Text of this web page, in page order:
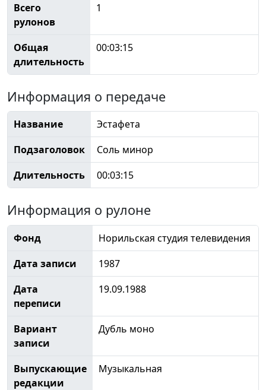
Всего
рулонов
1
Общая
длительность
00:03:15
Информация о передаче
Название
Эстафета
Подзаголовок
Соль минор
Длительность
00:03:15
Информация о рулоне
Фонд
Норильская студия телевидения
Дата записи
1987
Дата
переписи
19.09.1988
Вариант
записи
Дубль моно
Выпускающие
редакции
Музыкальная